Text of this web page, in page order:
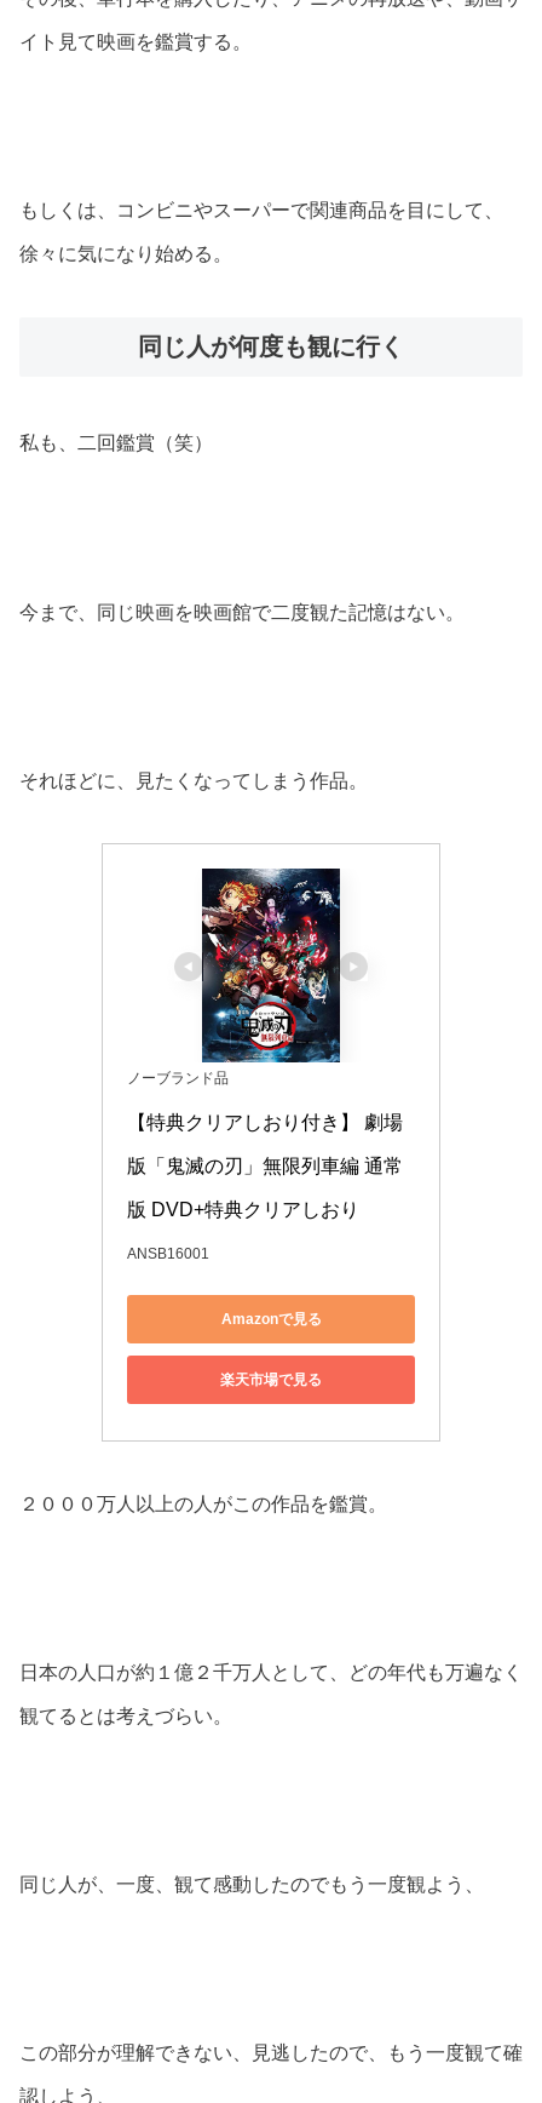
イト見て映画を鑑賞する。
もしくは、コンビニやスーパーで関連商品を目にして、
徐々に気になり始める。
同じ人が何度も観に行く
私も、二回鑑賞（笑）
今まで、同じ映画を映画館で二度観た記憶はない。
それほどに、見たくなってしまう作品。
ノーブランド品
【特典クリアしおり付き】 劇場
版「鬼滅の刃」無限列車編 通常
版 DVD+特典クリアしおり
ANSB16001
Amazonで見る
楽天市場で見る
２０００万人以上の人がこの作品を鑑賞。
日本の人口が約１億２千万人として、どの年代も万遍なく
観てるとは考えづらい。
同じ人が、一度、観て感動したのでもう一度観よう、
この部分が理解できない、見逃したので、もう一度観て確
認しよう、